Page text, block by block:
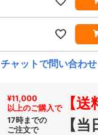
チャットで問い合わ
¥11,000
以上のご購入で【送
17時までの
ご注文で
【当